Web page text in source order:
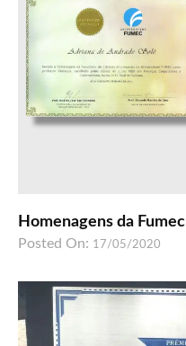
Homenagens da Fumec
Posted On: 17/05/2020